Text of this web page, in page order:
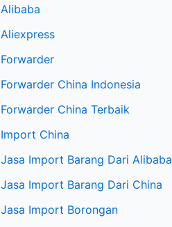
Alibaba
Aliexpress
Forwarder
Forwarder China Indonesia
Forwarder China Terbaik
Import China
Jasa Import Barang Dari Alibaba
Jasa Import Barang Dari China
Jasa Import Borongan